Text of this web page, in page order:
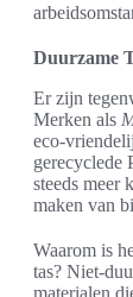
Duurzame
Er zijn
Merken als
eco-
gerecyclede
steeds meer
maken van
Waarom is
tas? Niet-
materialen